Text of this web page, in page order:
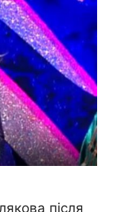
після